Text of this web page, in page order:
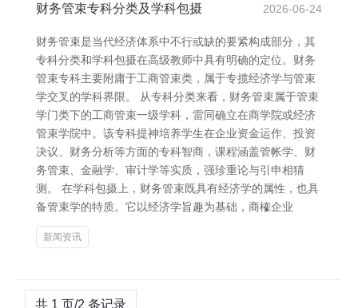
财务管束专科分类及学科包摄 2026-06-24
财务管束是当代经济体系中不行或缺的要紧构成部分，其
专科分类和学科包摄在高级教师中具有明确的定位。财务
管束专科主要附庸于工商管束类，属于专揽经济学与管束
学交叉的学科界限。 从专科分类来看，财务管束属于管束
学门类下的工商管束一级学科，雷同确立在商学院或经济
管束学院中。该专科提神培养学生在企业资金运作、投资
决议、财务分析等方面的专科智商，课程涵盖管帐学、财
务管束、金融学、审计学等实质，强珍重论与引申相猜
测。 在学科包摄上，财务管束既具有经济学的属性，也具
备管束学的特质。它以经济学旨趣为基础，商榷企业
新闻资讯
共 1 页/2 条记录